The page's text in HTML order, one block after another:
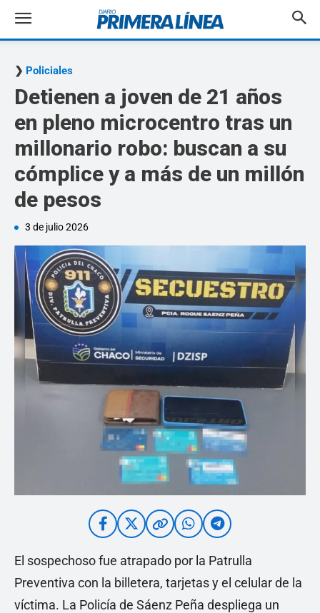
Policiales
Detienen a joven de 21 años
en pleno microcentro tras un
millonario robo: buscan a su
cómplice y a más de un millón
de pesos
3 de julio 2026
El sospechoso fue atrapado por la Patrulla
Preventiva con la billetera, tarjetas y el celular de la
víctima. La Policía de Sáenz Peña despliega un